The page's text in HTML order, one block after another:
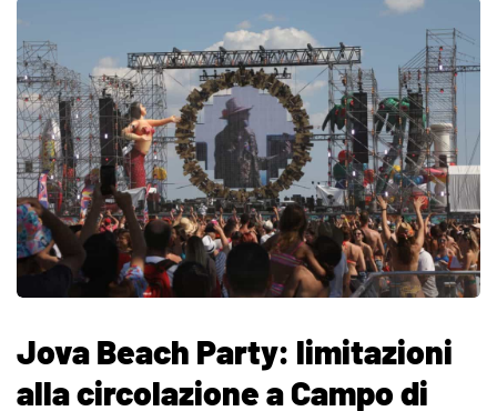
Jova Beach Party: limitazioni
alla circolazione a Campo di